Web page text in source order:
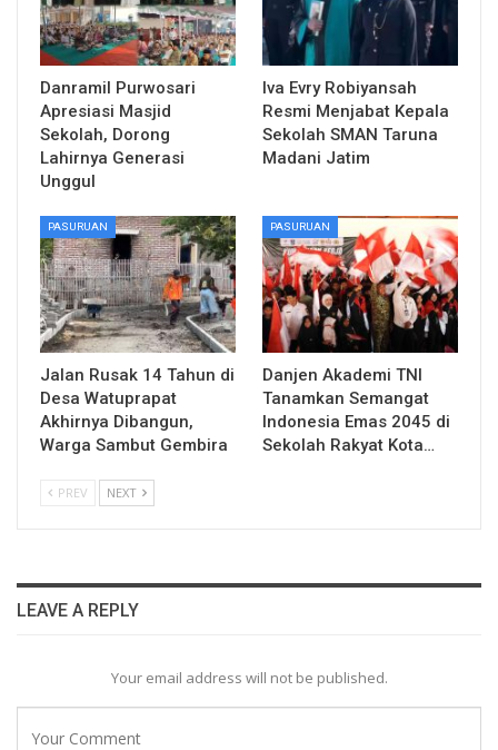
Danramil Purwosari
Apresiasi Masjid
Sekolah, Dorong
Lahirnya Generasi
Unggul
Iva Evry Robiyansah
Resmi Menjabat Kepala
Sekolah SMAN Taruna
Madani Jatim
PASURUAN
Jalan Rusak 14 Tahun di
Desa Watuprapat
Akhirnya Dibangun,
Warga Sambut Gembira
PASURUAN
Danjen Akademi TNI
Tanamkan Semangat
Indonesia Emas 2045 di
Sekolah Rakyat Kota…
PREV NEXT
LEAVE A REPLY
Your email address will not be published.